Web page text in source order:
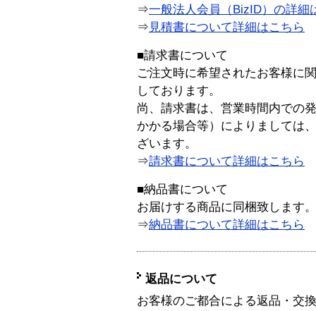
⇒一般法人会員（BizID）の詳細
⇒ 見積書について詳細はこちら
■請求書について
ご注文時に希望されたお客様に
しております。
尚、請求書は、営業時間内での
かかる場合等）によりましては
ざいます。
⇒請求書について詳細はこちら
■納品書について
お届けする商品に同梱致します。
⇒納品書について詳細はこちら
返品について
お客様のご都合による返品・交